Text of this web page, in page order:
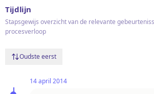
Tijdlijn
Stapsgewijs overzicht van de relevante
procesverloop
Oudste eerst
14 april 2014